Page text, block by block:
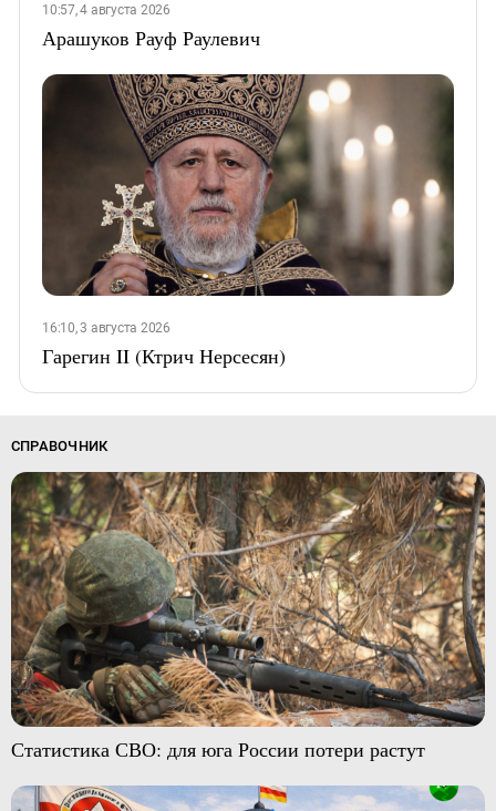
10:57, 4 августа 2026
Арашуков Рауф Раулевич
16:10, 3 августа 2026
Гарегин II (Ктрич Нерсесян)
СПРАВОЧНИК
Статистика СВО: для юга России потери растут